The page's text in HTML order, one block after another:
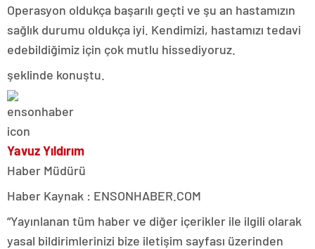
Operasyon oldukça başarılı geçti ve şu an hastamızın
sağlık durumu oldukça iyi. Kendimizi, hastamızı tedavi
edebildiğimiz için çok mutlu hissediyoruz.
şeklinde konuştu.
Yavuz Yıldırım
Haber Müdürü
Haber Kaynak : ENSONHABER.COM
“Yayınlanan tüm haber ve diğer içerikler ile ilgili olarak
yasal bildirimlerinizi bize iletişim sayfası üzerinden